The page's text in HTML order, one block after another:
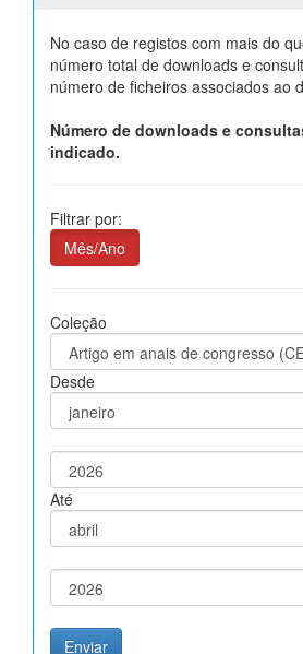
No caso de registos com mais do
número total de downloads e
número de ficheiros associados ao
Número de downloads e
indicado.
Filtrar por:
Mês/Ano
Coleção
Desde
Até